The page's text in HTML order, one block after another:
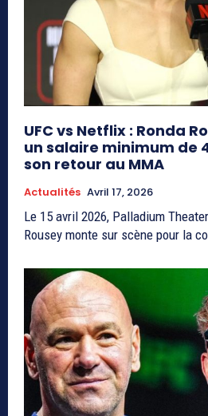
UFC vs Netflix : Ronda
un salaire minimum de
son retour au MMA
Actualités Avril 17, 2026
Le 15 avril 2026, Palladium
Rousey monte sur scène pour la